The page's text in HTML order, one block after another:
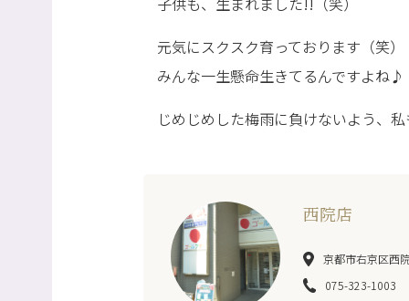
元気にスクスク育っております（笑）
みんな一生懸命生きてるんですよね♪
じめじめした梅雨に負けないよう、
西院店
京都市右京区西
075-323-1003